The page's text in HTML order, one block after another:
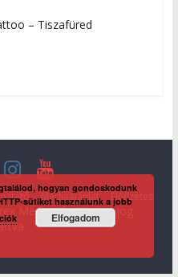
– Tiszafüred
Médiaajánlat Előfizetés
Média Kft. Minden jog
hogyan gondoskodunk
sütiket használunk a jobb
Elfogadom